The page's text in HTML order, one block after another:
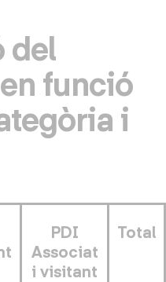
del
funció
i
PDI
Associat
i visitant
Total